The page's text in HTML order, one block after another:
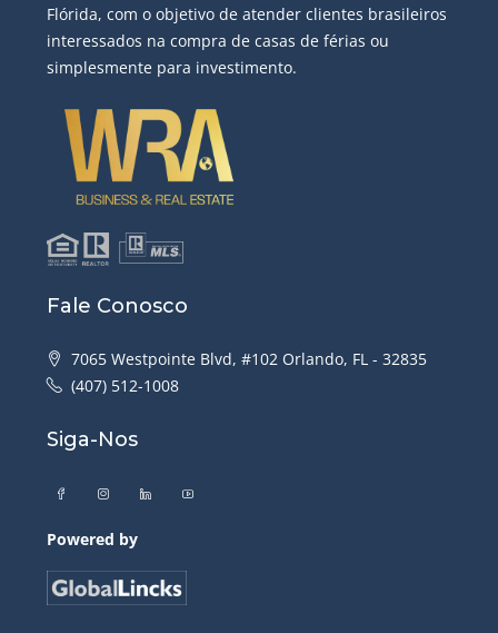
Flórida, com o objetivo de atender clientes brasileiros
interessados ​​na compra de casas de férias ou
simplesmente para investimento.
Fale Conosco
7065 Westpointe Blvd, #102 Orlando, FL - 32835
(407) 512-1008
Siga-Nos
Powered by